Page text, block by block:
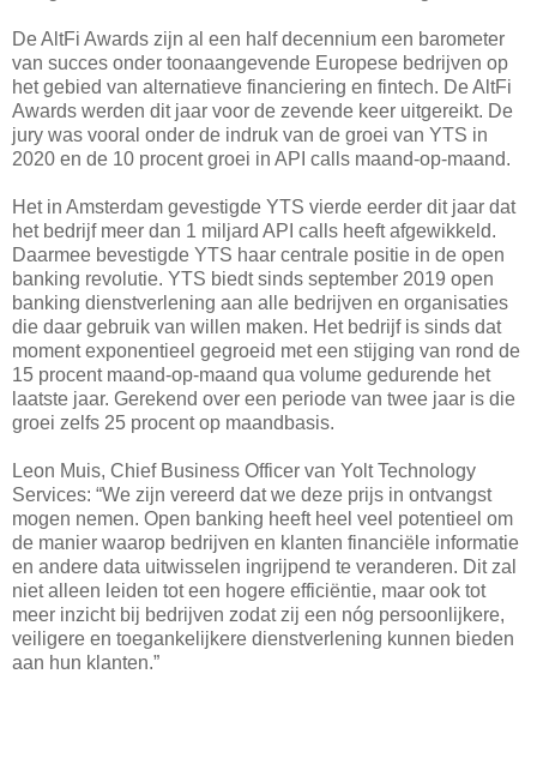
De AltFi Awards zijn al een half decennium een barometer
van succes onder toonaangevende Europese bedrijven op
het gebied van alternatieve financiering en fintech. De AltFi
Awards werden dit jaar voor de zevende keer uitgereikt. De
jury was vooral onder de indruk van de groei van YTS in
2020 en de 10 procent groei in API calls maand-op-maand.
Het in Amsterdam gevestigde YTS vierde eerder dit jaar dat
het bedrijf meer dan 1 miljard API calls heeft afgewikkeld.
Daarmee bevestigde YTS haar centrale positie in de open
banking revolutie. YTS biedt sinds september 2019 open
banking dienstverlening aan alle bedrijven en organisaties
die daar gebruik van willen maken. Het bedrijf is sinds dat
moment exponentieel gegroeid met een stijging van rond de
15 procent maand-op-maand qua volume gedurende het
laatste jaar. Gerekend over een periode van twee jaar is die
groei zelfs 25 procent op maandbasis.
Leon Muis, Chief Business Officer van Yolt Technology
Services: “We zijn vereerd dat we deze prijs in ontvangst
mogen nemen. Open banking heeft heel veel potentieel om
de manier waarop bedrijven en klanten financiële informatie
en andere data uitwisselen ingrijpend te veranderen. Dit zal
niet alleen leiden tot een hogere efficiëntie, maar ook tot
meer inzicht bij bedrijven zodat zij een nóg persoonlijkere,
veiligere en toegankelijkere dienstverlening kunnen bieden
aan hun klanten.”